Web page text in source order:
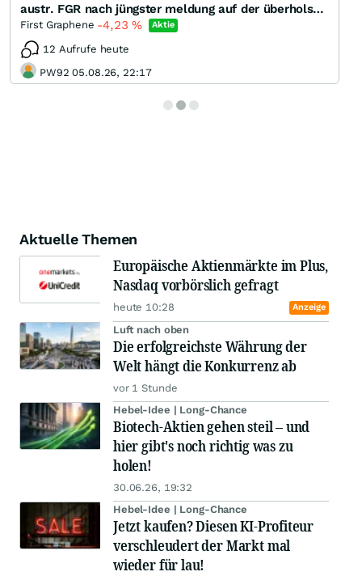
austr. FGR nach jüngster meldung auf der überholspur
First Graphene -4,23% Aktie
12 Aufrufe heute
PW92 05.08.26, 22:17
Aktuelle Themen
Europäische Aktienmärkte im Plus,
Nasdaq vorbörslich gefragt
heute 10:28 Anzeige
Luft nach oben
Die erfolgreichste Währung der
Welt hängt die Konkurrenz ab
vor 1 Stunde
Hebel-Idee | Long-Chance
Biotech-Aktien gehen steil – und
hier gibt's noch richtig was zu
holen!
30.06.26, 19:32
Hebel-Idee | Long-Chance
Jetzt kaufen? Diesen KI-Profiteur
verschleudert der Markt mal
wieder für lau!